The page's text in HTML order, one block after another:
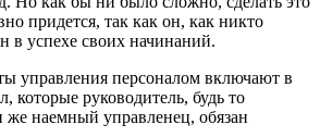
придется, так как он, как никто
в успехе своих начинаний.
управления персоналом включают в
которые руководитель, будь то
же наемный управленец, обязан